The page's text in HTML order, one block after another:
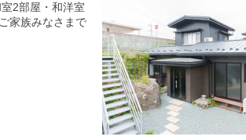
2部屋・和洋室
家族みなさまで